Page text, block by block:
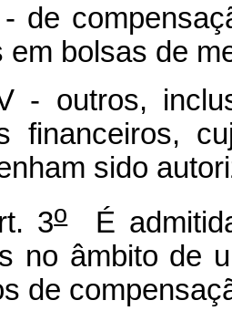
em bolsas de
inclusive
financeiros,
sido
3oÉ admitida
no âmbito de
de